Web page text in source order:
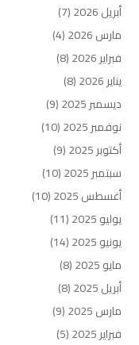
أبريل 2026
(7)
مارس 2026
(4)
فبراير 2026
(8)
يناير 2026
(8)
ديسمبر 2025
(9)
نوفمبر 2025
(10)
أكتوبر 2025
(9)
سبتمبر 2025
(10)
أغسطس 2025
(10)
يوليو 2025
(11)
يونيو 2025
(14)
مايو 2025
(8)
أبريل 2025
(8)
مارس 2025
(9)
فبراير 2025
(5)